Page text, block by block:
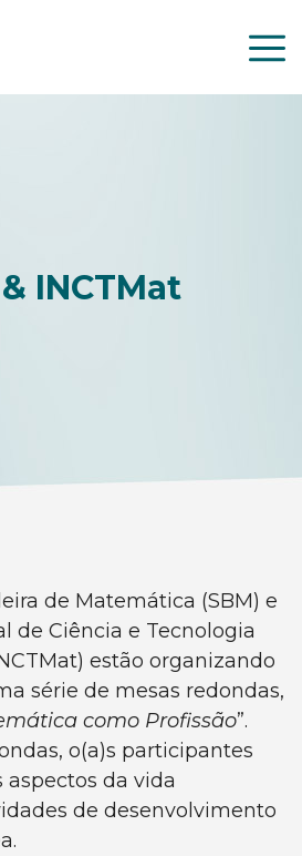
INCTMat
de Matemática (SBM) e
de Ciência e Tecnologia
estão organizando
série de mesas redondas,
como Profissão”.
o(a)s participantes
da vida
de desenvolvimento